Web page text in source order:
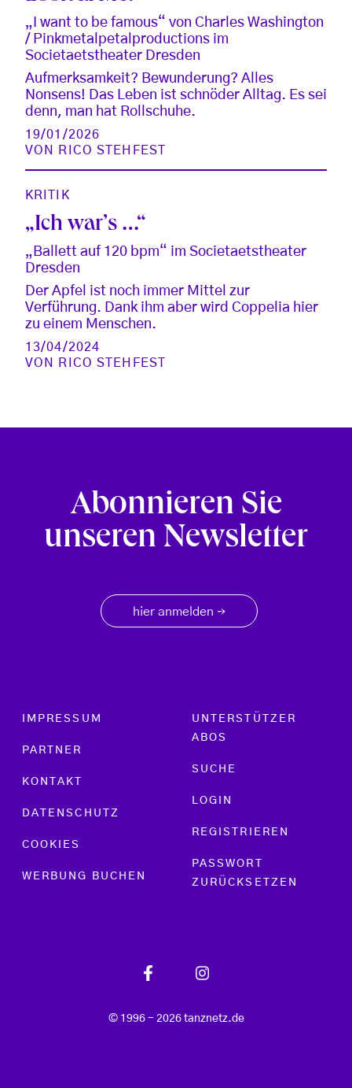
„I want to be famous“ von Charles Washington
/ Pinkmetalpetalproductions im
Societaetstheater Dresden
Aufmerksamkeit? Bewunderung? Alles
Nonsens! Das Leben ist schnöder Alltag. Es sei
denn, man hat Rollschuhe.
19/01/2026
VON
RICO STEHFEST
KRITIK
„Ich war’s …“
„Ballett auf 120 bpm“ im Societaetstheater
Dresden
Der Apfel ist noch immer Mittel zur
Verführung. Dank ihm aber wird Coppelia hier
zu einem Menschen.
13/04/2024
VON
RICO STEHFEST
Abonnieren Sie
unseren Newsletter
hier anmelden →
Footer menu
IMPRESSUM
PARTNER
KONTAKT
DATENSCHUTZ
COOKIES
WERBUNG BUCHEN
UNTERSTÜTZER
ABOS
SUCHE
LOGIN
REGISTRIEREN
PASSWORT
ZURÜCKSETZEN
© 1996 - 2026 tanznetz.de